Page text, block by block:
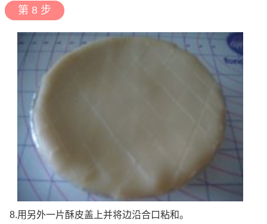
第 8 步
8.用另外一片酥皮盖上并将边沿合口粘和。